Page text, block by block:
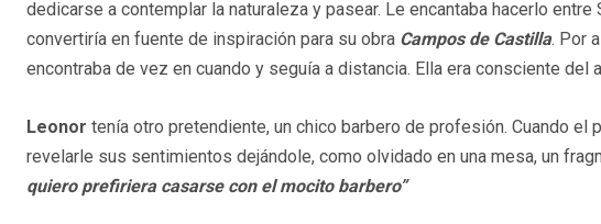
dedicarse a contemplar la naturaleza y pasear. Le encantaba hacerlo
convertiría en fuente de inspiración para su obra Campos de Castilla. Por
encontraba de vez en cuando y seguía a distancia. Ella era consciente del
Leonor tenía otro pretendiente, un chico barbero de profesión. Cuando
revelarle sus sentimientos dejándole, como olvidado en una mesa, un
quiero prefiriera casarse con el mocito barbero”